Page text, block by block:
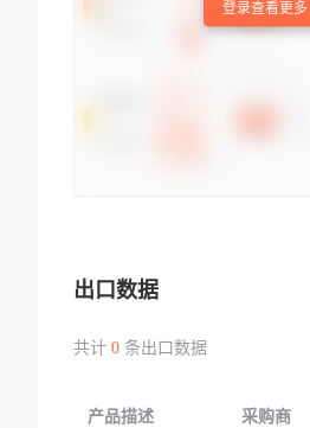
登录查看更多
出口数据
共计 0条出口数据
产品描述 采购商